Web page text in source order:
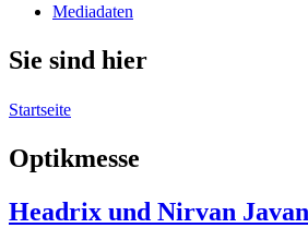
Mediadaten
Sie sind hier
Startseite
Optikmesse
Headrix und Nirvan